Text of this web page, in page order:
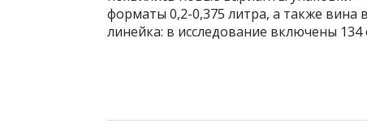
форматы 0,2-0,375 литра, а также вина
линейка: в исследование включены